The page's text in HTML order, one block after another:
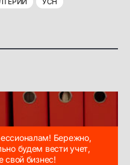
Бережно,
будем вести учет,
свой бизнес!